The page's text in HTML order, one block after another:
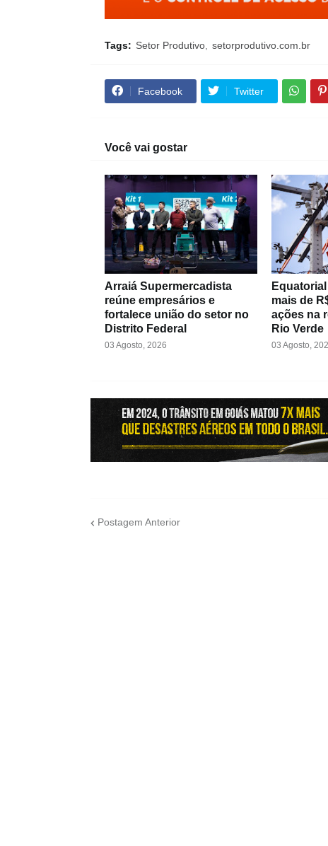
Tags: Setor Produtivo setorprodutivo.com.br
Facebook Twitter
Você vai gostar
Arraiá Supermercadista
reúne empresários e
fortalece união do setor no
Distrito Federal
03 Agosto, 2026
mais de
ações na
Rio Verde
03 Agosto,
Postagem Anterior